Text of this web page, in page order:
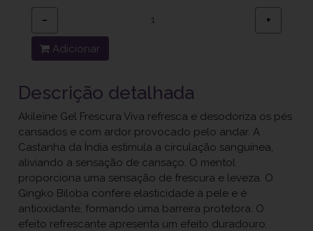
− +
Adicionar
Descrição detalhada
Akileïne Gel Frescura Viva refresca e desodoriza os pés
cansados e com ardor provocado pelo andar. A
Castanha da Índia estimula a circulação sanguínea,
aliviando a sensação de cansaço. O mentol
proporciona uma sensação de frescura e leveza. O
Gingko Biloba confere elasticidade à pele e é
antioxidante, formando uma barreira protetora. O
efeito refrescante apresenta um efeito duradouro.